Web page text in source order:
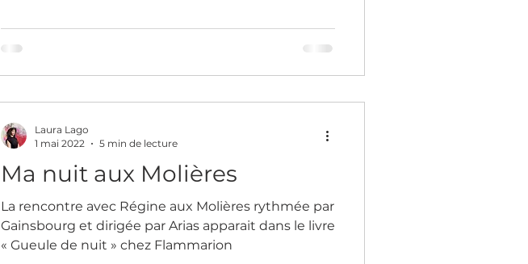
Paris. Un parcours artistique entre expositions
collectives, festivals et projets autour de la nature,
Ma nuit aux Molières
La rencontre avec Régine aux Molières rythmée par
Gainsbourg et dirigée par Arias apparait dans le livre
« Gueule de nuit » chez Flammarion
Laura Lago
1 mai 2022
5 min de lecture